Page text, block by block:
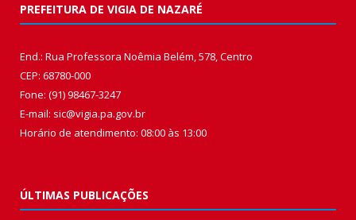
PREFEITURA DE VIGIA DE NAZARÉ
End.: Rua Professora Noêmia Belém, 578, Centro
CEP: 68780-000
Fone: (91) 98467-3247
E-mail: sic@vigia.pa.gov.br
Horário de atendimento: 08:00 às 13:00
ÚLTIMAS PUBLICAÇÕES